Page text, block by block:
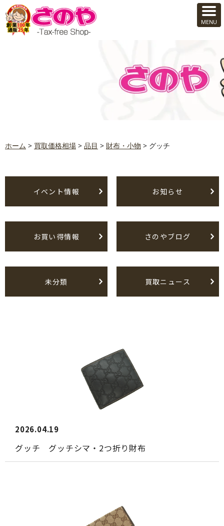
ホーム > 買取価格相場 > 品目 > 財布・小物 > グッチ
イベント情報 お知らせ
お買い得情報 さのやブログ
未分類 買取ニュース
2026.04.19
グッチ グッチシマ・2つ折り財布